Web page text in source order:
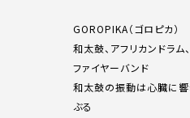
GOROPIKA（ゴロピカ）
和太鼓、アフリカンドラム
ファイヤーバンド
和太鼓の振動は心臓に響
ぶる